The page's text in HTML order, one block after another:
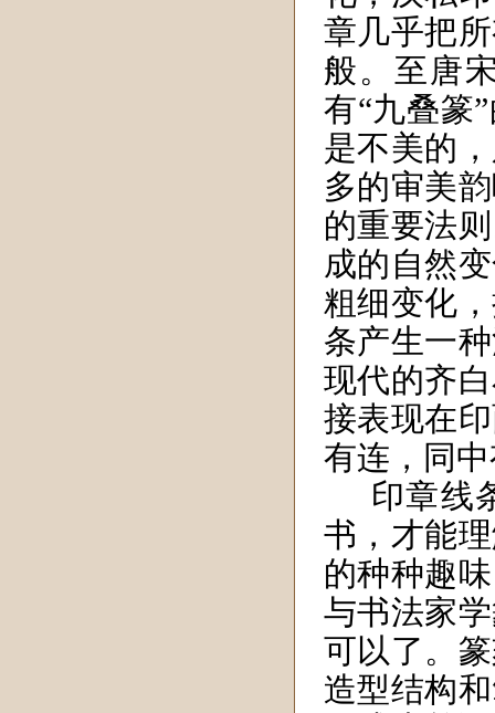
章几乎把
般。至唐
有“九叠篆
是不美的
多的审美
的重要法
成的自然
粗细变化
条产生一
现代的齐
接表现在
有连，同
印章线
书，才能
的种种趣
与书法家
可以了。
造型结构